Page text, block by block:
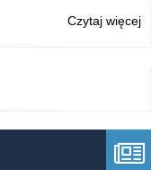
Czytaj więcej